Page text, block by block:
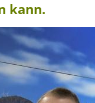
kann.